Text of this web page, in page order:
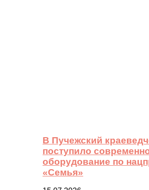
В Пучежский
поступило
оборудование по
«Семья»